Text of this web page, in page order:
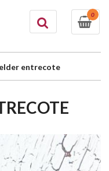
0
entrecote